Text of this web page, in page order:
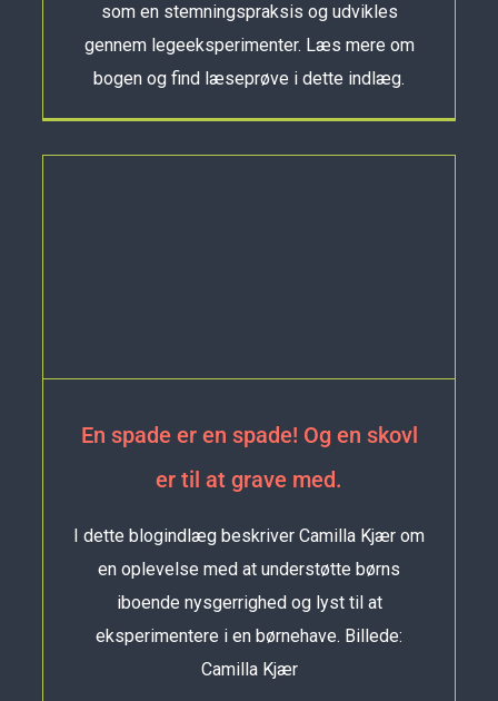
som en stemningspraksis og udvikles
gennem legeeksperimenter. Læs mere om
bogen og find læseprøve i dette indlæg.
En spade er en spade! Og en skovl
er til at grave med.
I dette blogindlæg beskriver Camilla Kjær om
en oplevelse med at understøtte børns
iboende nysgerrighed og lyst til at
eksperimentere i en børnehave. Billede:
Camilla Kjær